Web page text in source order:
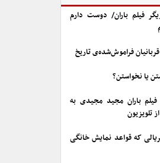
فیلم باران/ دوست دارم
فراموش‌شده‌ی تاریخ
یا نخواستن؟
فیلم باران مجید مجیدی به
تلویزیون
که قواعد نمایش خانگی